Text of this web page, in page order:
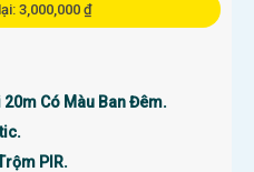
3,000,000 ₫
Có Màu Ban Đêm.
PIR.